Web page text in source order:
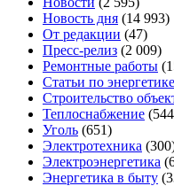
Новость дня (14 993)
От редакции (47)
Пресс-релиз (2 009)
Ремонтные работы
Статьи по энергетике
Строительство
Теплоснабжение
Уголь (651)
Электротехника
Электроэнергетика
Энергетика в быту